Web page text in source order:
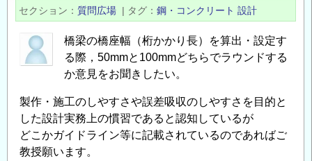
セクション
質問広場 | タグ 鋼・コンクリート 設計
橋梁の橋座幅（桁かかり長）を算出・設定す
る際，50mmと100mmどちらでラウンドする
か意見をお聞きしたい。
製作・施工のしやすさや誤差吸収のしやすさを目的と
した設計実務上の慣習であると認知しているが
どこかガイドライン等に記載されているのであればご
教授願います。